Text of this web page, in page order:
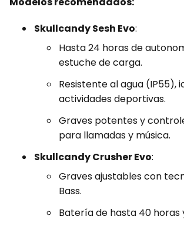
Skullcandy Sesh Evo:
Hasta 24 horas de
estuche de carga.
Resistente al agua (IP55),
actividades deportivas.
Graves potentes y
para llamadas y música.
Skullcandy Crusher Evo:
Graves ajustables con
Bass.
Batería de hasta 40 horas